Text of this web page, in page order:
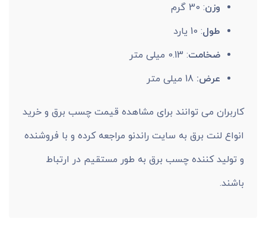
وزن: 30 گرم
طول: 10 یارد
ضخامت: 0.13 میلی متر
عرض: 18 میلی متر
کاربران می توانند برای مشاهده قیمت چسب برق و خرید
انواع لنت برق به سایت راندنو مراجعه کرده و با فروشنده
و تولید کننده چسب برق به طور مستقیم در ارتباط
باشند.